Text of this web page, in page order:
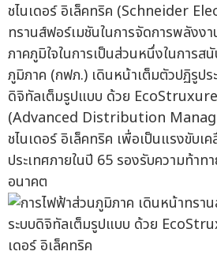
ชไนเดอร์ อิเล็คทริค (Schneider
ทรานส์ฟอร์เมชันในการจัดการพลังงา
ภาคภูมิใจในการเป็นส่วนหนึ่งในการส
ภูมิภาค (กฟภ.) เดินหน้าเต็มตัวปฏิรูป
ดิจิทัลเต็มรูปแบบ ด้วย
(Advanced Distribution
ชไนเดอร์ อิเล็คทริค เพื่อเป็นแรงขับเ
ประเทศภายในปี 65 รองรับความท้าท
อนาคต